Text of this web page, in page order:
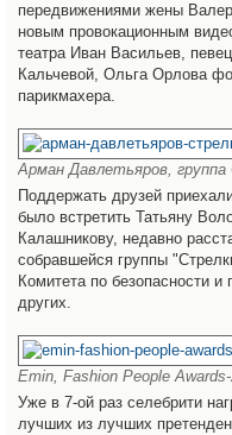
передвижениями жены
новым провокационным
театра Иван Васильев,
Кальчевой, Ольга Орлова
парикмахера.
Арман Давлетьяров,
Поддержать друзей
было встретить Татьяну
Калашникову, недавно
собравшейся группы
Комитета по безопасности
других.
Emin, Fashion People
Уже в 7-ой раз селебрити
лучших из лучших